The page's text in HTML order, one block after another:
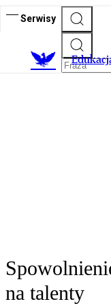
Serwisy
E
na talenty